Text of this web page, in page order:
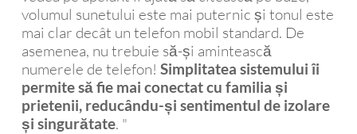
volumul sunetului este mai puternic și tonul este
mai clar decât un telefon mobil standard. De
asemenea, nu trebuie să-și amintească
numerele de telefon! Simplitatea sistemului îi
permite să fie mai conectat cu familia și
prietenii, reducându-și sentimentul de izolare
și singurătate. "